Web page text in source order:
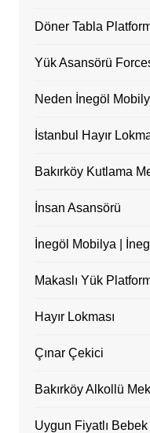
Döner Tabla
Yük Asansörü
Neden İnegöl
İstanbul Hayır
Bakırköy Kutlama
İnsan Asansörü
İnegöl Mobilya |
Makaslı Yük
Hayır Lokması
Çınar Çekici
Bakırköy Alkollü
Uygun Fiyatlı Bebek